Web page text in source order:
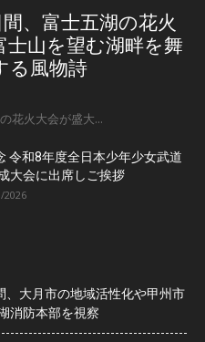
、富士五湖の花火
士山を望む湖畔を舞
る風物詩
花火大会が盛大...
令和8年度全日本少年少女武道
大会に出席しご挨拶
2026
大月市の地域活性化や甲州市
消防本部を視察